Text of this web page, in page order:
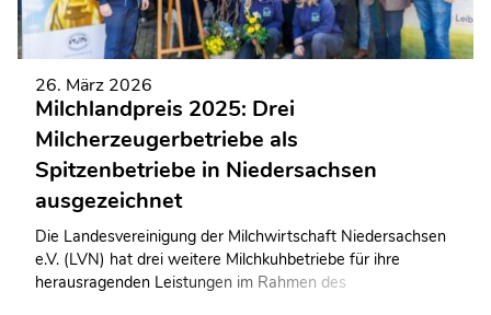
26. März 2026
Milchlandpreis 2025: Drei
Milcherzeugerbetriebe als
Spitzenbetriebe in Niedersachsen
ausgezeichnet
Die Landesvereinigung der Milchwirtschaft Niedersachsen
e.V. (LVN) hat drei weitere Milchkuhbetriebe für ihre
herausragenden Leistungen im Rahmen des